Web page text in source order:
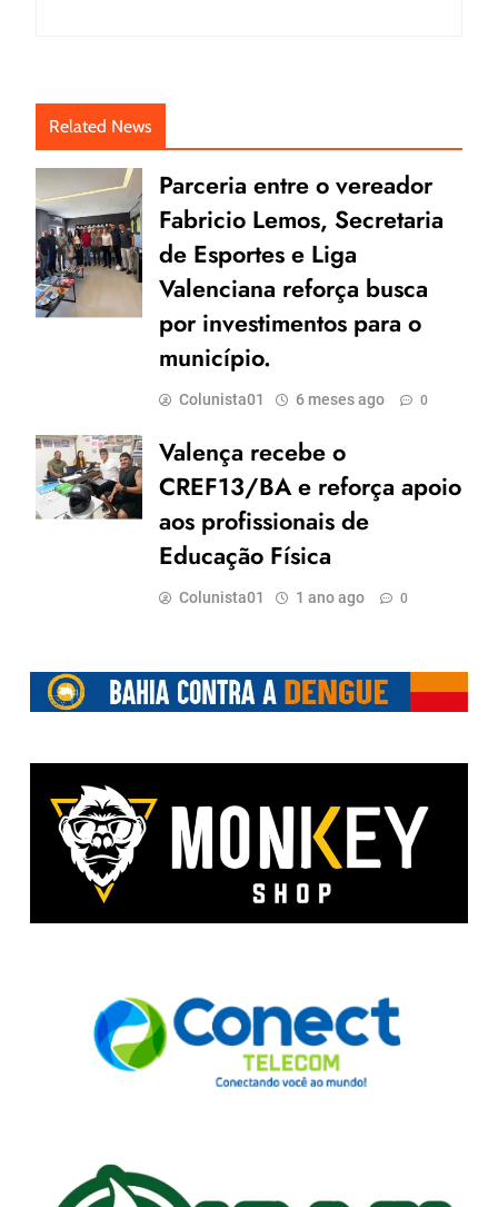
Related News
Parceria entre o vereador
Fabricio Lemos, Secretaria
de Esportes e Liga
Valenciana reforça busca
por investimentos para o
município.
Colunista01 6 meses ago 0
Valença recebe o
CREF13/BA e reforça apoio
aos profissionais de
Educação Física
Colunista01 1 ano ago 0